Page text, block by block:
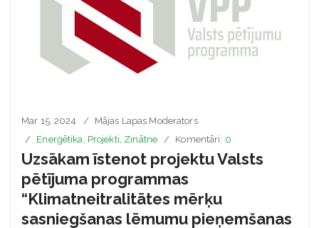
Mar 15, 2024
Mājas Lapas Moderators
Enerģētika Projekti Zinātne Komentāri: 0
Uzsākam īstenot projektu Valsts
pētījuma programmas
“Klimatneitralitātes mērķu
sasniegšanas lēmumu pieņemšanas